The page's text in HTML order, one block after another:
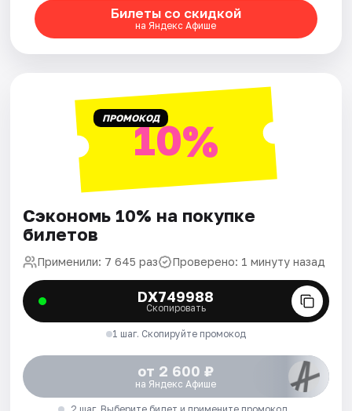
Билеты со скидкой
на Яндекс Афише
ПРОМОКОД10%
Сэкономь 10% на покупке
билетов
Применили: 7 645 раз Проверено: 1 минуту назад
DX749988
Скопировать
1 шаг. Скопируйте промокод
от 2 600 ₽
на Яндекс Афише